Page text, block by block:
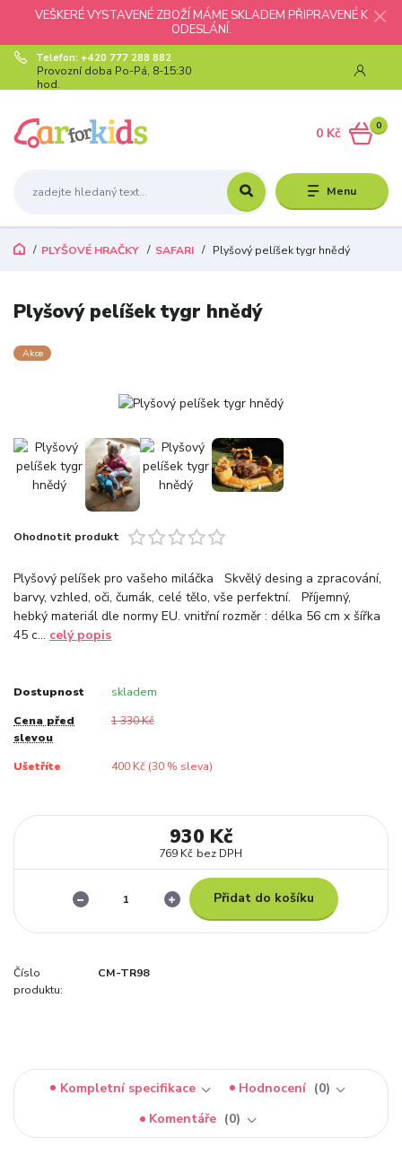
VEŠKERÉ VYSTAVENÉ ZBOŽÍ MÁME SKLADEM PŘIPRAVENÉ K
ODESLÁNÍ.
Menu
Telefon: +420 777 288 882
Provozní doba Po-Pá, 8-15:30
hod.
0
0 Kč
PLYŠOVÉ HRAČKY SAFARI Plyšový pelíšek tygr hnědý
Plyšový pelíšek tygr hnědý
Akce
Ohodnotit produkt
Plyšový pelíšek pro vašeho miláčka Skvělý desing a zpracování,
barvy, vzhled, oči, čumák, celé tělo, vše perfektní. Příjemný,
hebký materiál dle normy EU. vnitřní rozměr : délka 56 cm x šířka
45 c... celý popis
Dostupnost skladem
Cena před
slevou
1 330 Kč
Ušetříte 400 Kč (30% sleva)
930 Kč
769 Kč bez DPH
Přidat do košíku
Číslo
produktu:
CM-TR98
Kompletní specifikace Hodnocení
0
Komentáře
0